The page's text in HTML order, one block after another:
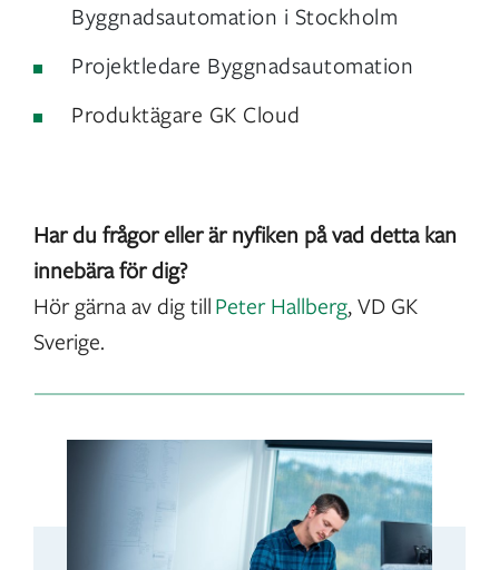
Byggnadsautomation i Stockholm
Projektledare Byggnadsautomation
Produktägare GK Cloud
Har du frågor eller är nyfiken på vad detta kan
innebära för dig?
Hör gärna av dig tillPeter Hallberg, VD GK
Sverige.